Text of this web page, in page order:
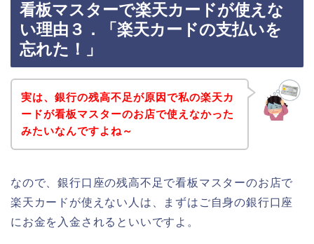
看板マスターで楽天カードが使えな
い理由３．「楽天カードの支払いを
忘れた！」
実は、銀行の残高不足が原因で私の楽天カ
ードが看板マスターのお店で使えなかった
みたいなんですよね～
なので、銀行口座の残高不足で看板マスターのお店で
楽天カードが使えない人は、まずはご自身の銀行口座
にお金を入金されるといいですよ。